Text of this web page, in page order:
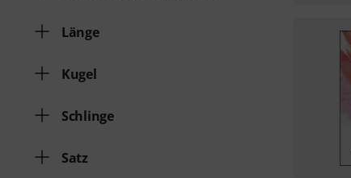
Länge
Kugel
Schlinge
Satz